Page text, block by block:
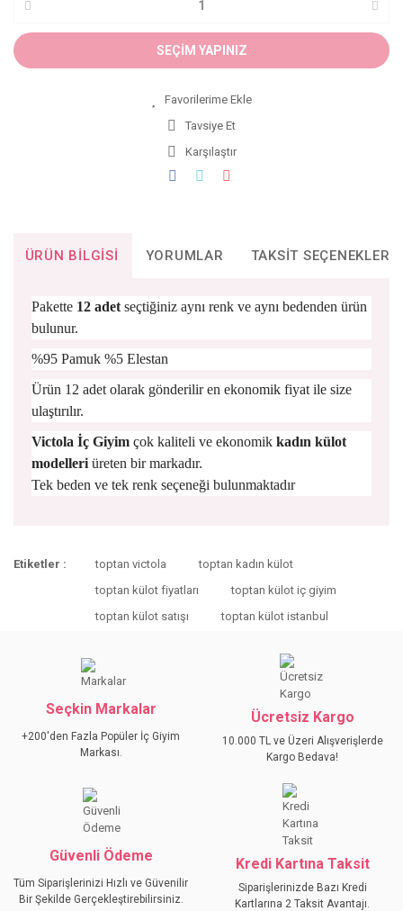
SEÇİM YAPINIZ
Tavsiye Et
Karşılaştır
ÜRÜN BILGISI YORUMLAR TAKSIT SEÇENEKLERI
Pakette 12 adet seçtiğiniz aynı renk ve aynı bedenden ürün
bulunur.
%95 Pamuk %5 Elestan
Ürün 12 adet olarak gönderilir en ekonomik fiyat ile size
ulaştırılır.
Victola İç Giyim çok kaliteli ve ekonomik kadın külot
modelleri üreten bir markadır.
Tek beden ve tek renk seçeneği bulunmaktadır
konularda yetersiz gördüğünüz noktaları öneri formunu
kullanarak tarafımıza iletebilirsiniz.
Ürün açıklamasında eksik bilgiler bulunuyor.
Ürün fiyatı diğer sitelerden daha pahalı.
Bu ürüne benzer farklı alternatifler olmalı.
Etiketler : toptan victola
toptan kadın külot
toptan külot fiyatları
toptan külot iç giyim
toptan külot satışı
toptan külot istanbul
Seçkin Markalar
+200'den Fazla Popüler İç Giyim
Markası.
Ücretsiz Kargo
10.000 TL ve Üzeri Alışverişlerde
Kargo Bedava!
Güvenli Ödeme
Tüm Siparişlerinizi Hızlı ve Güvenilir
Bir Şekilde Gerçekleştirebilirsiniz.
Kredi Kartına Taksit
Siparişlerinizde Bazı Kredi
Kartlarına 2 Taksit Avantajı.